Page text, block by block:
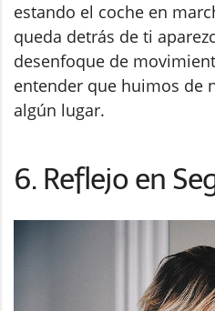
estando el coche en
queda detrás de ti
desenfoque de
entender que huimos de
algún lugar.
6. Reflejo en